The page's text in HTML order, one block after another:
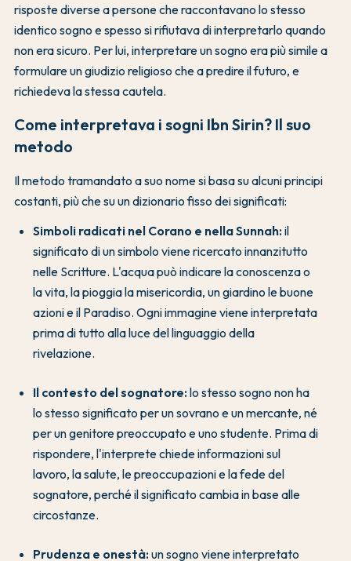
risposte diverse a persone che raccontavano lo stesso
identico sogno e spesso si rifiutava di interpretarlo quando
non era sicuro. Per lui, interpretare un sogno era più simile a
formulare un giudizio religioso che a predire il futuro, e
richiedeva la stessa cautela.
Come interpretava i sogni Ibn Sirin? Il suo
metodo
Il metodo tramandato a suo nome si basa su alcuni principi
costanti, più che su un dizionario fisso dei significati:
Simboli radicati nel Corano e nella Sunnah:il
significato di un simbolo viene ricercato innanzitutto
nelle Scritture. L'acqua può indicare la conoscenza o
la vita, la pioggia la misericordia, un giardino le buone
azioni e il Paradiso. Ogni immagine viene interpretata
prima di tutto alla luce del linguaggio della
rivelazione.
Il contesto del sognatore:lo stesso sogno non ha
lo stesso significato per un sovrano e un mercante, né
per un genitore preoccupato e uno studente. Prima di
rispondere, l'interprete chiede informazioni sul
lavoro, la salute, le preoccupazioni e la fede del
sognatore, perché il significato cambia in base alle
circostanze.
Prudenza e onestà:un sogno viene interpretato